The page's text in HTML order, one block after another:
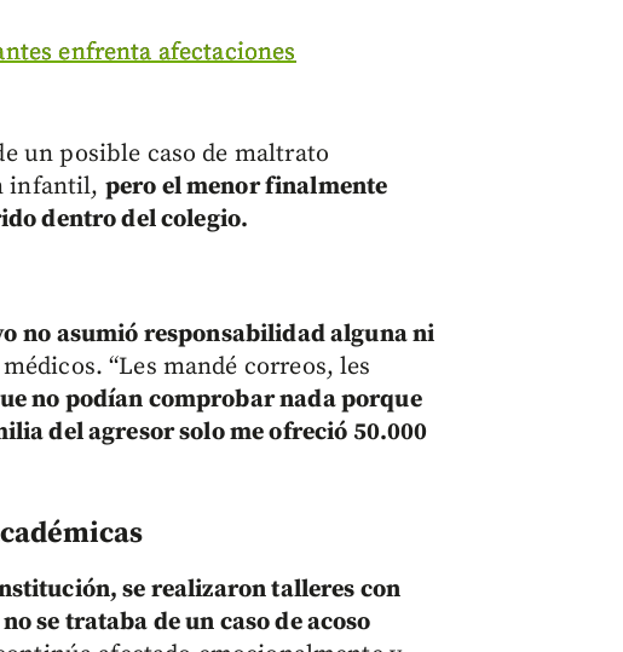
enfrenta afectaciones
un posible caso de maltrato
infantil, pero el menor finalmente
dentro del colegio.
no asumió responsabilidad alguna ni
“Les mandé correos, les
no podían comprobar nada porque
del agresor solo me ofreció 50.000
se realizaron talleres con
se trataba de un caso de acoso